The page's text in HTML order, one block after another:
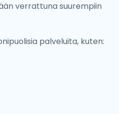
verrattuna suurempiin
palveluita, kuten: